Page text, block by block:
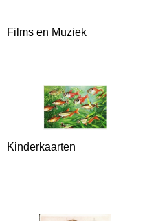
Films en Muziek
Kinderkaarten